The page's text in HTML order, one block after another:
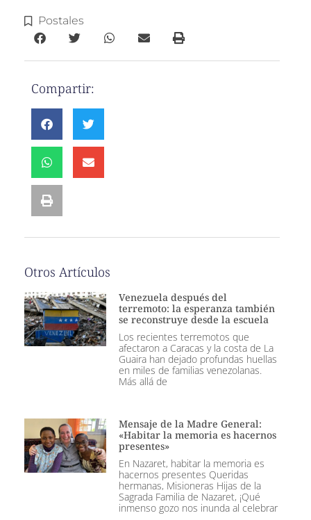
Postales
Compartir:
Otros Artículos
Venezuela después del
terremoto: la esperanza también
se reconstruye desde la escuela
Los recientes terremotos que
afectaron a Caracas y la costa de La
Guaira han dejado profundas huellas
en miles de familias venezolanas.
Más allá de
Mensaje de la Madre General:
«Habitar la memoria es hacernos
presentes»
En Nazaret, habitar la memoria es
hacernos presentes Queridas
hermanas, Misioneras Hijas de la
Sagrada Familia de Nazaret, ¡Qué
inmenso gozo nos inunda al celebrar